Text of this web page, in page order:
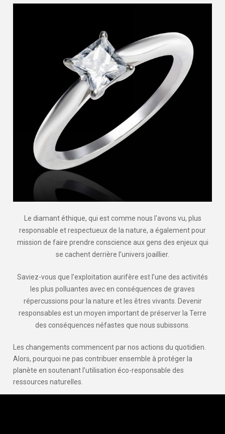
Le diamant éthique, qui est comme nous l'avons vu, plus
responsable et respectueux de la nature, a également pour
mission de faire prendre conscience aux gens des enjeux qui
se cachent derrière l’univers joaillier.
Saviez-vous que l’exploitation aurifère est l’une des activités
les plus polluantes avec en conséquences de graves
répercussions pour la nature et les êtres vivants. Devenir
responsables est un moyen important de préserver la Terre
des conséquences néfastes que nous subissons.
Les changements commencent par nos actions du quotidien.
Alors, pourquoi ne pas contribuer ensemble à protéger la
planète en soutenant l’utilisation éco-responsable des
ressources naturelles.